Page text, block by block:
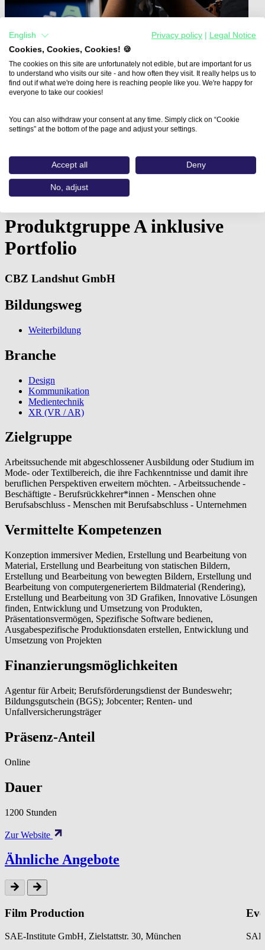
Home
Fachkraft Digital Fashion in
CLO - Virtual Garments:
Produktgruppe A inklusive
Portfolio
CBZ Landshut GmbH
Bildungsweg
Weiterbildung
Branche
Design
Kommunikation
Medientechnik
XR (VR / AR)
Zielgruppe
Arbeitssuchende mit abgeschlossener Ausbildung oder Studium im
Mode- oder Textilbereich, die ihre Fachkenntnisse und damit ihre
beruflichen Perspektiven erweitern möchten. - Arbeitssuchende -
Beschäftigte - Berufsrückkehrer*innen - Menschen ohne
Berufsabschluss - Menschen mit Berufsabschluss - Unternehmen
Vermittelte Kompetenzen
Konzeption immersiver Medien, Erstellung und Bearbeitung von
Material, Erstellung und Bearbeitung von statischen Bildern,
Erstellung und Bearbeitung von bewegten Bildern, Erstellung und
Bearbeitung von computergeneriertem Bildmaterial (Rendering),
Erstellung und Bearbeitung von 3D Grafiken, Innovative Lösungen
finden, Entwicklung und Umsetzung von Produkten,
Präsentationsvermögen, Spezifische Software bedienen,
Ausgabespezifische Produktionsdaten erstellen, Entwicklung und
Umsetzung von Projekten
Finanzierungsmöglichkeiten
Agentur für Arbeit; Berufsförderungsdienst der Bundeswehr;
Bildungsgutschein (BGS); Jobcenter; Renten- und
Unfallversicherungsträger
Präsenz-Anteil
Online
Dauer
1200 Stunden
Zur Website
Ähnliche Angebote
Film Production
SAE-Institute GmbH, Zielstattstr. 30, München
English Privacy policy
Legal Notice
Cookies, Cookies, Cookies! 🍪
The cookies on this site are unfortunately not edible, but are important for us
to understand who visits our site - and how often they visit. It really helps us to
find out if what we're doing here is reaching people like you. We're happy for
everyone to take our cookies!
You can also withdraw your consent at any time. Simply click on “Cookie
settings” at the bottom of the page and adjust your settings.
Accept all Deny
No, adjust